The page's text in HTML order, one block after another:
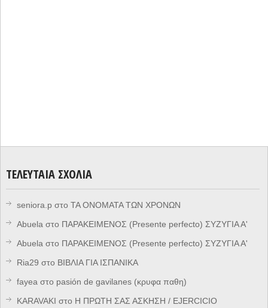
ΤΕΛΕΥΤΑΊΑ ΣΧΌΛΙΑ
seniora.p στο ΤΑ ΟΝΟΜΑΤΑ ΤΩΝ ΧΡΟΝΩΝ
Abuela στο ΠΑΡΑΚΕΙΜΕΝΟΣ (Presente perfecto) ΣΥΖΥΓΙΑ Α'
Abuela στο ΠΑΡΑΚΕΙΜΕΝΟΣ (Presente perfecto) ΣΥΖΥΓΙΑ Α'
Ria29 στο ΒΙΒΛΙΑ ΓΙΑ ΙΣΠΑΝΙΚΑ
fayea στο pasión de gavilanes (κρυφα παθη)
KARAVAKI στο Η ΠΡΩΤΗ ΣΑΣ ΑΣΚΗΣΗ / EJERCICIO